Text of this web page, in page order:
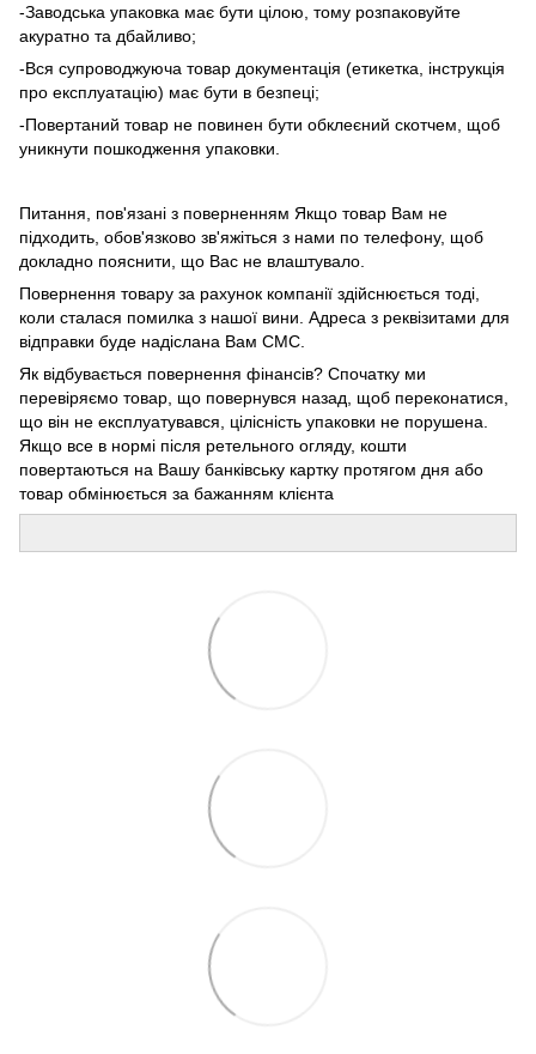
-Заводська упаковка має бути цілою, тому розпаковуйте
акуратно та дбайливо;
-Вся супроводжуюча товар документація (етикетка, інструкція
про експлуатацію) має бути в безпеці;
-Повертаний товар не повинен бути обклеєний скотчем, щоб
уникнути пошкодження упаковки.
Питання, пов'язані з поверненням Якщо товар Вам не
підходить, обов'язково зв'яжіться з нами по телефону, щоб
докладно пояснити, що Вас не влаштувало.
Повернення товару за рахунок компанії здійснюється тоді,
коли сталася помилка з нашої вини. Адреса з реквізитами для
відправки буде надіслана Вам СМС.
Як відбувається повернення фінансів? Спочатку ми
перевіряємо товар, що повернувся назад, щоб переконатися,
що він не експлуатувався, цілісність упаковки не порушена.
Якщо все в нормі після ретельного огляду, кошти
повертаються на Вашу банківську картку протягом дня або
товар обмінюється за бажанням клієнта